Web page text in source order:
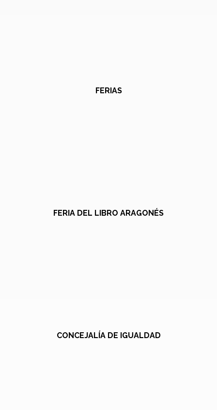
FERIAS
FERIA DEL LIBRO ARAGONÉS
CONCEJALÍA DE IGUALDAD